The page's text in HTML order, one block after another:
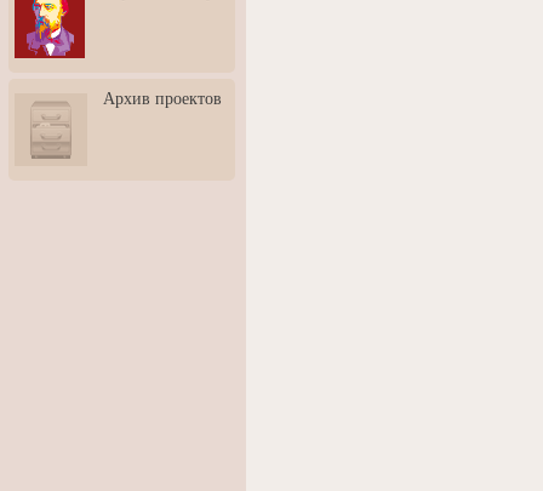
3: Обусловленности
человека и их влияние на
карьеру
скульптором Дмитрием
Тугариновым
АртБульвар в День города
Архив проектов